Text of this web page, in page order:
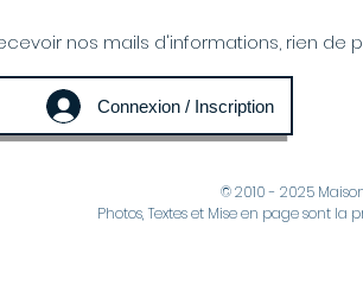
nos mails d'informations, rien de
Connexion / Inscription
© 2010 - 2025
Photos, Textes et Mise en page sont